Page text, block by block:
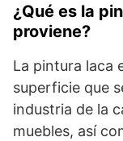
¿Qué es la
proviene?
La pintura laca
superficie que
industria de la
muebles, así